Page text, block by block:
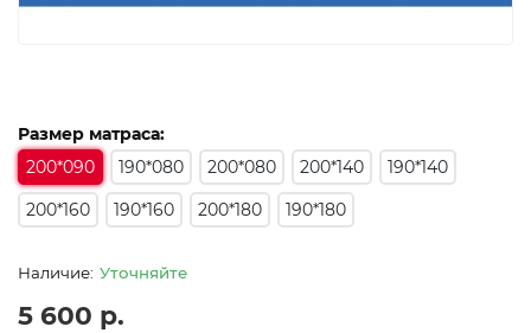
Размер матраса:
200*090
190*080 200*080 200*140
190*140
200*160
190*160 200*180 190*180
Уточняйте
5 600 р.